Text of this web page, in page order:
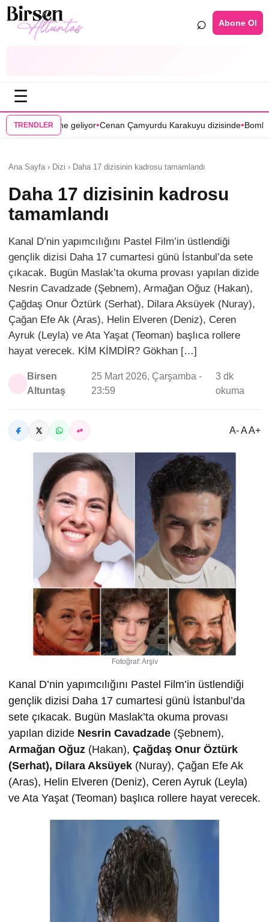
⌕ Abone Ol
☰
TRENDLER
Cenan Çamyurdu Karakuyu dizisinde•Bomba transfer! Caner
Ana Sayfa › Dizi › Daha 17 dizisinin kadrosu tamamlandı
Daha 17 dizisinin kadrosu
tamamlandı
Kanal D’nin yapımcılığını Pastel Film’in üstlendiği
gençlik dizisi Daha 17 cumartesi günü İstanbul’da sete
çıkacak. Bugün Maslak’ta okuma provası yapılan dizide
Nesrin Cavadzade (Şebnem), Armağan Oğuz (Hakan),
Çağdaş Onur Öztürk (Serhat), Dilara Aksüyek (Nuray),
Çağan Efe Ak (Aras), Helin Elveren (Deniz), Ceren
Ayruk (Leyla) ve Ata Yaşat (Teoman) başlıca rollere
hayat verecek. KİM KİMDİR? Gökhan […]
Birsen
Altuntaş
25 Mart 2026, Çarşamba -
23:59
3 dk
okuma
A- A A+
Fotoğraf: Arşiv
Kanal D’nin yapımcılığını Pastel Film’in üstlendiği
gençlik dizisi Daha 17 cumartesi günü İstanbul’da
sete çıkacak. Bugün Maslak’ta okuma provası
yapılan dizide Nesrin Cavadzade (Şebnem),
Armağan Oğuz (Hakan), Çağdaş Onur Öztürk
(Serhat), Dilara Aksüyek (Nuray), Çağan Efe Ak
(Aras), Helin Elveren (Deniz), Ceren Ayruk (Leyla)
ve Ata Yaşat (Teoman) başlıca rollere hayat verecek.